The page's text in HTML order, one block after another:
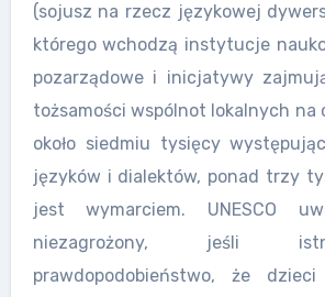
(sojusz na rzecz językowej
którego wchodzą instytucje
pozarządowe i inicjatywy
tożsamości wspólnot lokalnych na
około siedmiu tysięcy
języków i dialektów, ponad trzy
jest wymarciem. UNESCO
niezagrożony, jeśli
prawdopodobieństwo, że